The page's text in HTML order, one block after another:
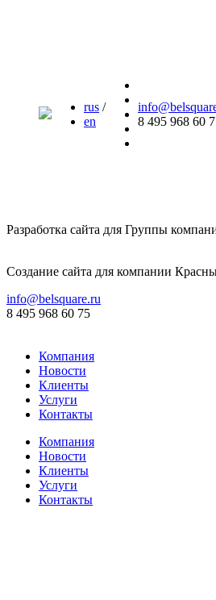
rus /
en
8 495 968 60
Разработка сайта для Группы
Создание сайта для компании
info@belsquare.ru
8 495 968 60 75
Компания
Новости
Клиенты
Услуги
Контакты
Компания
Новости
Клиенты
Услуги
Контакты